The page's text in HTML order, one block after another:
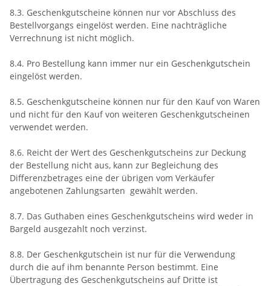
8.3. Geschenkgutscheine können nur vor Abschluss des
Bestellvorgangs eingelöst werden. Eine nachträgliche
Verrechnung ist nicht möglich.
8.4. Pro Bestellung kann immer nur ein Geschenkgutschein
eingelöst werden.
8.5. Geschenkgutscheine können nur für den Kauf von Waren
und nicht für den Kauf von weiteren Geschenkgutscheinen
verwendet werden.
8.6. Reicht der Wert des Geschenkgutscheins zur Deckung
der Bestellung nicht aus, kann zur Begleichung des
Differenzbetrages eine der übrigen vom Verkäufer
angebotenen Zahlungsarten gewählt werden.
8.7. Das Guthaben eines Geschenkgutscheins wird weder in
Bargeld ausgezahlt noch verzinst.
8.8. Der Geschenkgutschein ist nur für die Verwendung
durch die auf ihm benannte Person bestimmt. Eine
Übertragung des Geschenkgutscheins auf Dritte ist